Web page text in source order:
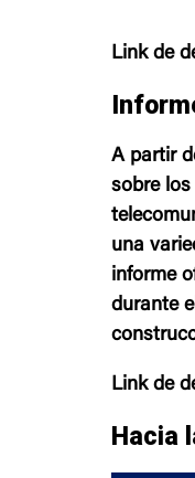
Link de
A partir
sobre
una
informe
durante
Link de
Hacia